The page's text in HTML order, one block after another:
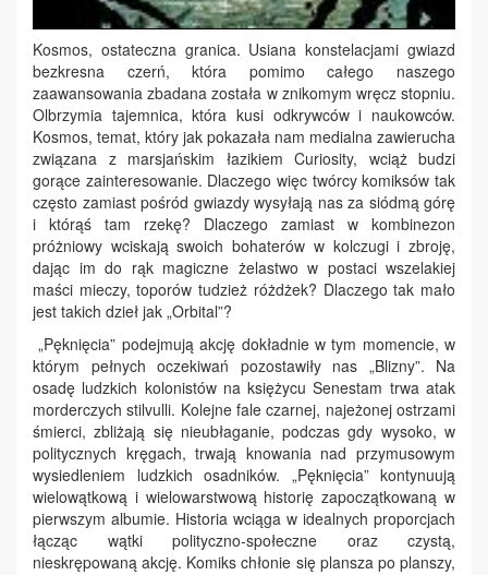
Kosmos, ostateczna granica. Usiana konstelacjami gwiazd
bezkresna czerń, która pomimo całego naszego
zaawansowania zbadana została w znikomym wręcz stopniu.
Olbrzymia tajemnica, która kusi odkrywców i naukowców.
Kosmos, temat, który jak pokazała nam medialna zawierucha
związana z marsjańskim łazikiem Curiosity, wciąż budzi
gorące zainteresowanie. Dlaczego więc twórcy komiksów tak
często zamiast pośród gwiazdy wysyłają nas za siódmą górę
i którąś tam rzekę? Dlaczego zamiast w kombinezon
próżniowy wciskają swoich bohaterów w kolczugi i zbroję,
dając im do rąk magiczne żelastwo w postaci wszelakiej
maści mieczy, toporów tudzież różdżek? Dlaczego tak mało
jest takich dzieł jak „Orbital”?
„Pęknięcia” podejmują akcję dokładnie w tym momencie, w
którym pełnych oczekiwań pozostawiły nas „Blizny”. Na
osadę ludzkich kolonistów na księżycu Senestam trwa atak
morderczych stilvulli. Kolejne fale czarnej, najeżonej ostrzami
śmierci, zbliżają się nieubłaganie, podczas gdy wysoko, w
politycznych kręgach, trwają knowania nad przymusowym
wysiedleniem ludzkich osadników. „Pęknięcia” kontynuują
wielowątkową i wielowarstwową historię zapoczątkowaną w
pierwszym albumie. Historia wciąga w idealnych proporcjach
łącząc wątki polityczno-społeczne oraz czystą,
nieskrępowaną akcję. Komiks chłonie się plansza po planszy,